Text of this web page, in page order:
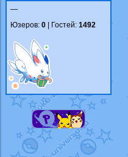
—
Юзеров: 0 | Гостей: 1492